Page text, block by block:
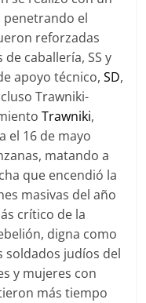
penetrando el
reforzadas
de caballería, SS y
apoyo técnico,SD,
Trawniki-
Trawniki,
el 16 de mayo
matando a
que encendió la
masivas del año
crítico de la
digna como
soldados judíos del
y mujeres con
más tiempo